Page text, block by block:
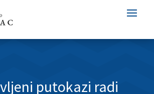
putokazi radi